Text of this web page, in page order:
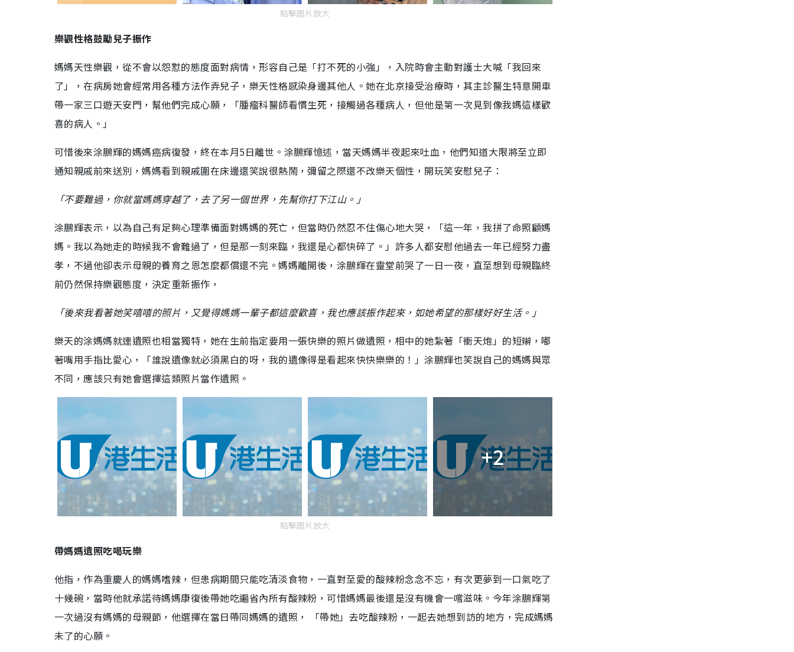
點擊圖片放大
樂觀性格鼓勵兒子振作
媽媽天性樂觀，從不會以怨懟的態度面對病情，形容自己是「打不死的小強」，入院時會主動對護士大喊「我回來
了」，在病房她會經常用各種方法作弄兒子，樂天性格感染身邊其他人。她在北京接受治療時，其主診醫生特意開車
帶一家三口遊天安門，幫他們完成心願，「腫瘤科醫師看慣生死，接觸過各種病人，但他是第一次見到像我媽這樣歡
喜的病人。」
可惜後來涂鵬輝的媽媽癌病復發，終在本月5日離世。涂鵬輝憶述，當天媽媽半夜起來吐血，他們知道大限將至立即
通知親戚前來送別，媽媽看到親戚圍在床邊還笑說很熱鬧，彌留之際還不改樂天個性，開玩笑安慰兒子：
「不要難過，你就當媽媽穿越了，去了另一個世界，先幫你打下江山。」
涂鵬輝表示，以為自己有足夠心理準備面對媽媽的死亡，但當時仍然忍不住傷心地大哭，「這一年，我拼了命照顧媽
媽。我以為她走的時候我不會難過了，但是那一刻來臨，我還是心都快碎了。」許多人都安慰他過去一年已經努力盡
孝，不過他卻表示母親的養育之恩怎麼都償還不完。媽媽離開後，涂鵬輝在靈堂前哭了一日一夜，直至想到母親臨終
前仍然保持樂觀態度，決定重新振作，
「後來我看著她笑嘻嘻的照片，又覺得媽媽一輩子都這麼歡喜，我也應該振作起來，如她希望的那樣好好生活。」
樂天的涂媽媽就連遺照也相當獨特，她在生前指定要用一張快樂的照片做遺照，相中的她紮著「衝天炮」的短辮，嘟
著嘴用手指比愛心，「誰說遺像就必須黑白的呀，我的遺像得是看起來快快樂樂的！」涂鵬輝也笑說自己的媽媽與眾
不同，應該只有她會選擇這類照片當作遺照。
+2
點擊圖片放大
帶媽媽遺照吃喝玩樂
他指，作為重慶人的媽媽嗜辣，但患病期間只能吃清淡食物，一直對至愛的酸辣粉念念不忘，有次更夢到一口氣吃了
十幾碗，當時他就承諾待媽媽康復後帶她吃遍省內所有酸辣粉，可惜媽媽最後還是沒有機會一嚐滋味。今年涂鵬輝第
一次過沒有媽媽的母親節，他選擇在當日帶同媽媽的遺照， 「帶她」去吃酸辣粉，一起去她想到訪的地方，完成媽媽
未了的心願。